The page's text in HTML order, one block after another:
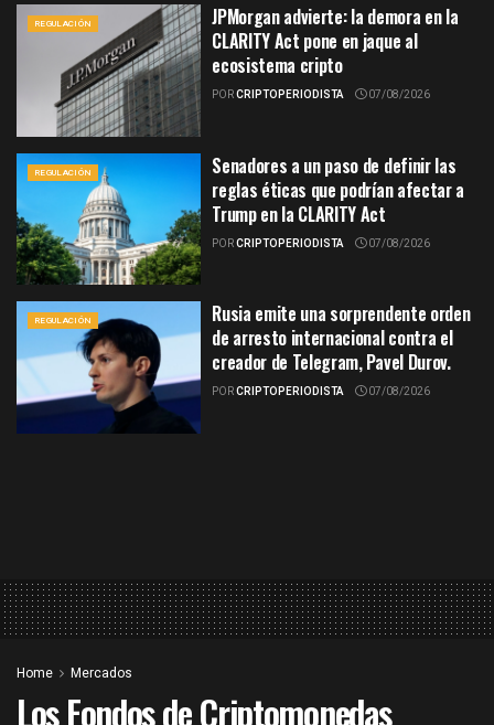
REGULACIÓN
JPMorgan advierte: la demora en la
CLARITY Act pone en jaque al
ecosistema cripto
PORCRIPTOPERIODISTA 07/08/2026
REGULACIÓN
Senadores a un paso de definir las
reglas éticas que podrían afectar a
Trump en la CLARITY Act
PORCRIPTOPERIODISTA 07/08/2026
REGULACIÓN
Rusia emite una sorprendente orden
de arresto internacional contra el
creador de Telegram, Pavel Durov.
PORCRIPTOPERIODISTA 07/08/2026
Home Mercados
Los Fondos de Criptomonedas